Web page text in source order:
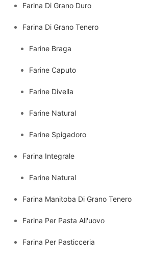
Farina Di Grano Duro
Farina Di Grano Tenero
Farine Braga
Farine Caputo
Farine Divella
Farine Natural
Farine Spigadoro
Farina Integrale
Farine Natural
Farina Manitoba Di Grano Tenero
Farina Per Pasta All'uovo
Farina Per Pasticceria